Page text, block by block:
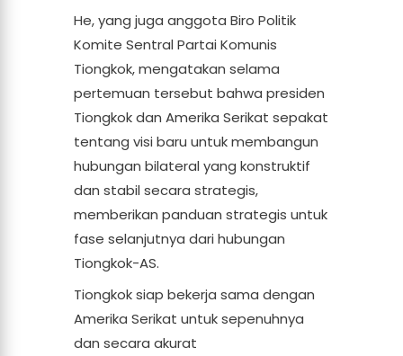
He, yang juga anggota Biro Politik
Komite Sentral Partai Komunis
Tiongkok, mengatakan selama
pertemuan tersebut bahwa presiden
Tiongkok dan Amerika Serikat sepakat
tentang visi baru untuk membangun
hubungan bilateral yang konstruktif
dan stabil secara strategis,
memberikan panduan strategis untuk
fase selanjutnya dari hubungan
Tiongkok-AS.
Tiongkok siap bekerja sama dengan
Amerika Serikat untuk sepenuhnya
dan secara akurat